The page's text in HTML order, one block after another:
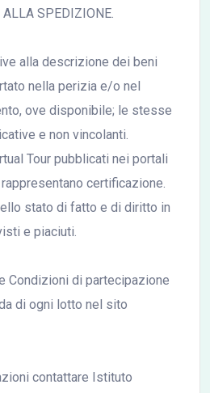
ALLA SPEDIZIONE.
alla descrizione dei beni
nella perizia e/o nel
ove disponibile; le stesse
e non vincolanti.
Tour pubblicati nei portali
certificazione.
stato di fatto e di diritto in
e piaciuti.
Condizioni di partecipazione
di ogni lotto nel sito
contattare Istituto